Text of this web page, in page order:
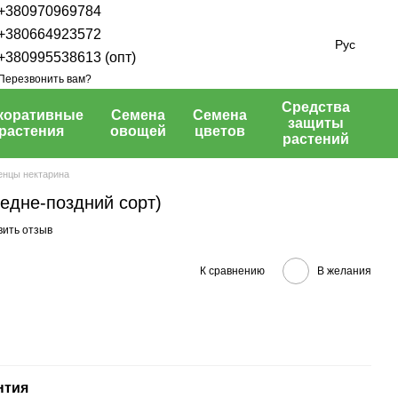
(опт)
вам?
Рус
растения
Семена
овощей
Семена
цветов
Средства
защиты
растений
нектарина
поздний сорт)
отзыв
К сравнению В желания